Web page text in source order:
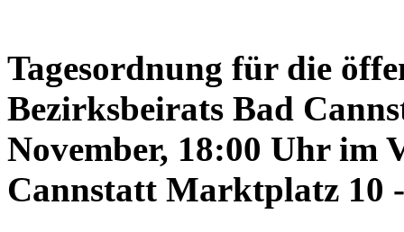
Tagesordnung für die
Bezirksbeirats Bad
November, 18:00 Uhr im
Cannstatt Marktplatz 10